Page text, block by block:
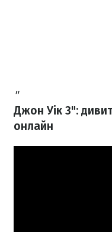
"
Джон Уік 3":
онлайн